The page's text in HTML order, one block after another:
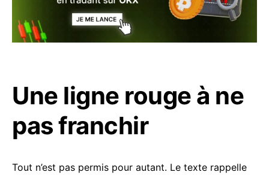
Une ligne rouge à ne
pas franchir
Tout n’est pas permis pour autant. Le texte rappelle